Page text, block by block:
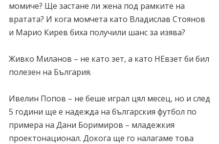
момиче? Ще застане ли жена под рамките на
вратата? И кога момчета като Владислав Стоянов
и Марио Кирев биха получили шанс за изява?
Живко Миланов – не като зет, а като НЕвзет би бил
полезен на България.
Ивелин Попов – не беше играл цял месец, но и след
5 години ще е надежда на българския футбол по
примера на Дани Боримиров – младежкия
проектонационал. Докога ще го налагаме това